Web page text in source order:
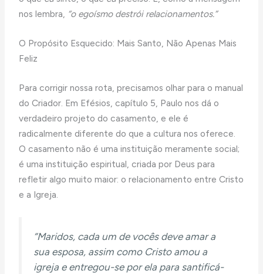
nos lembra, “o egoísmo destrói relacionamentos.”
O Propósito Esquecido: Mais Santo, Não Apenas Mais
Feliz
Para corrigir nossa rota, precisamos olhar para o manual
do Criador. Em Efésios, capítulo 5, Paulo nos dá o
verdadeiro projeto do casamento, e ele é
radicalmente diferente do que a cultura nos oferece.
O casamento não é uma instituição meramente social;
é uma instituição espiritual, criada por Deus para
refletir algo muito maior: o relacionamento entre Cristo
e a Igreja.
“Maridos, cada um de vocês deve amar a
sua esposa, assim como Cristo amou a
igreja e entregou-se por ela para santificá-